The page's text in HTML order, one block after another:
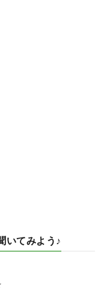
いてみよう♪